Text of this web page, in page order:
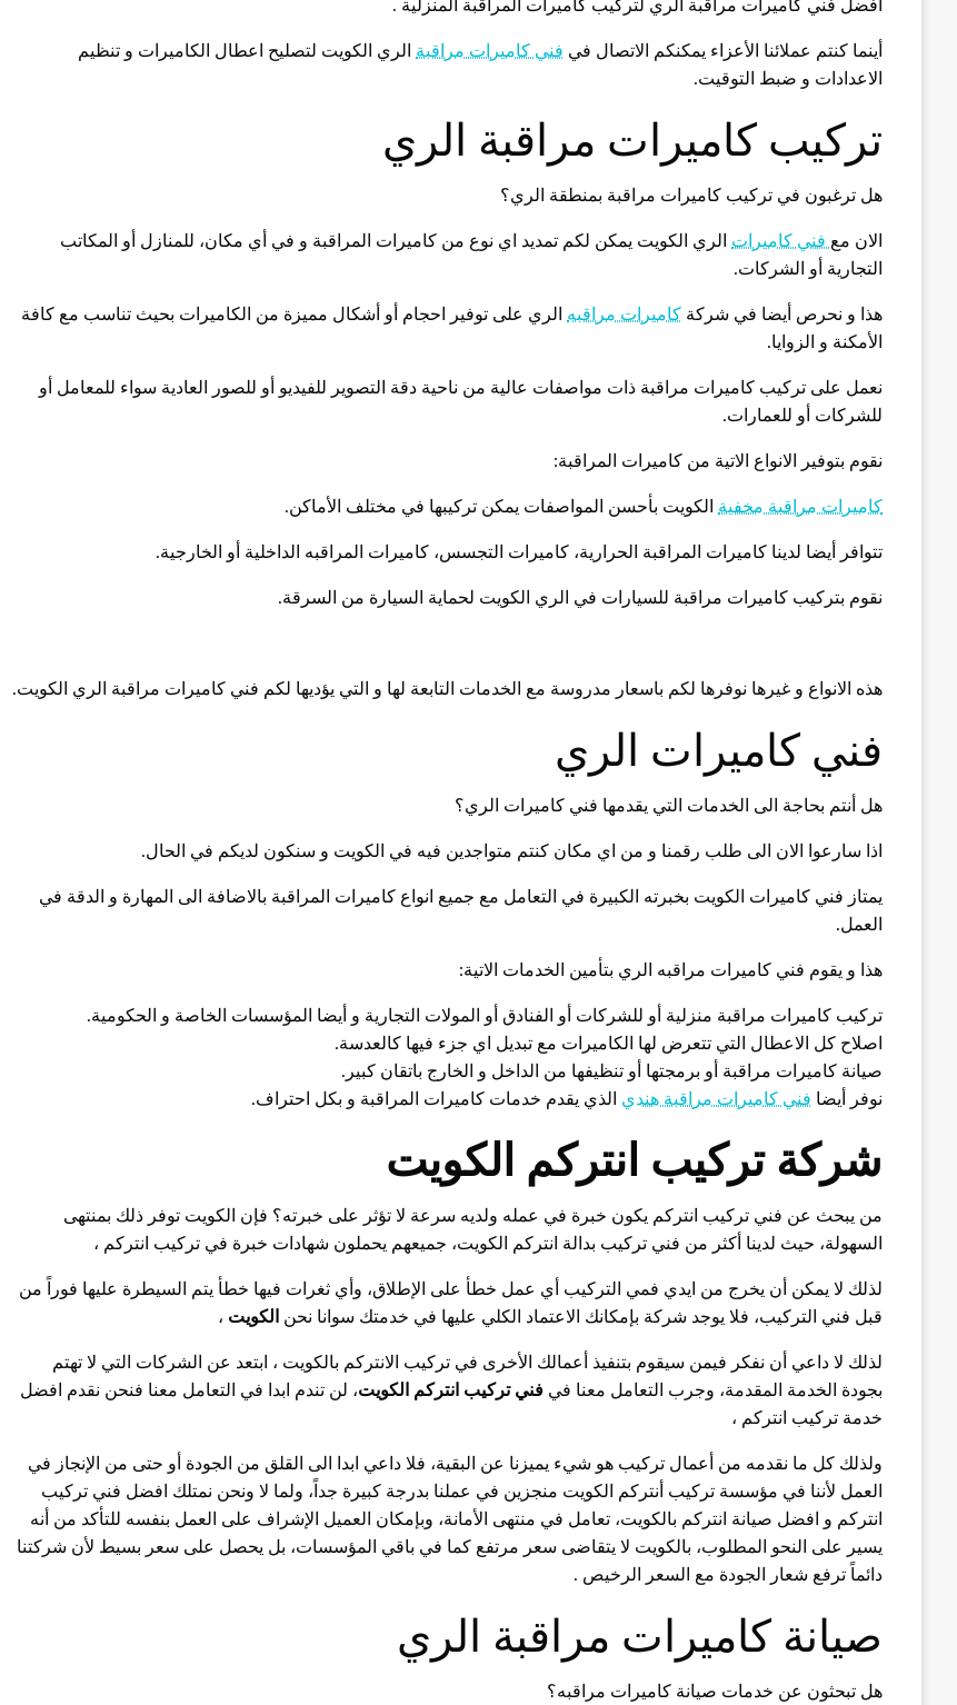
افضل فني كاميرات مراقبة الري لتركيب كاميرات المراقبة المنزلية .
أينما كنتم عملائنا الأعزاء يمكنكم الاتصال في فني كاميرات مراقبة الري الكويت لتصليح اعطال الكاميرات و تنظيم
الاعدادات و ضبط التوقيت.
تركيب كاميرات مراقبة الري
هل ترغبون في تركيب كاميرات مراقبة بمنطقة الري؟
الان مع فني كاميرات الري الكويت يمكن لكم تمديد اي نوع من كاميرات المراقبة و في أي مكان، للمنازل أو المكاتب
التجارية أو الشركات.
هذا و نحرص أيضا في شركة كاميرات مراقبه الري على توفير احجام أو أشكال مميزة من الكاميرات بحيث تناسب مع كافة
الأمكنة و الزوايا.
نعمل على تركيب كاميرات مراقبة ذات مواصفات عالية من ناحية دقة التصوير للفيديو أو للصور العادية سواء للمعامل أو
للشركات أو للعمارات.
نقوم بتوفير الانواع الاتية من كاميرات المراقبة:
كاميرات مراقبة مخفية الكويت بأحسن المواصفات يمكن تركيبها في مختلف الأماكن.
تتوافر أيضا لدينا كاميرات المراقبة الحرارية، كاميرات التجسس، كاميرات المراقبه الداخلية أو الخارجية.
نقوم بتركيب كاميرات مراقبة للسيارات في الري الكويت لحماية السيارة من السرقة.
هذه الانواع و غيرها نوفرها لكم باسعار مدروسة مع الخدمات التابعة لها و التي يؤديها لكم فني كاميرات مراقبة الري الكويت.
فني كاميرات الري
هل أنتم بحاجة الى الخدمات التي يقدمها فني كاميرات الري؟
اذا سارعوا الان الى طلب رقمنا و من اي مكان كنتم متواجدين فيه في الكويت و سنكون لديكم في الحال.
يمتاز فني كاميرات الكويت بخبرته الكبيرة في التعامل مع جميع انواع كاميرات المراقبة بالاضافة الى المهارة و الدقة في
العمل.
هذا و يقوم فني كاميرات مراقبه الري بتأمين الخدمات الاتية:
تركيب كاميرات مراقبة منزلية أو للشركات أو الفنادق أو المولات التجارية و أيضا المؤسسات الخاصة و الحكومية.
اصلاح كل الاعطال التي تتعرض لها الكاميرات مع تبديل اي جزء فيها كالعدسة.
صيانة كاميرات مراقبة أو برمجتها أو تنظيفها من الداخل و الخارج باتقان كبير.
نوفر أيضا فني كاميرات مراقبة هندي الذي يقدم خدمات كاميرات المراقبة و بكل احتراف.
شركة تركيب انتركم الكويت
من يبحث عن فني تركيب انتركم يكون خبرة في عمله ولديه سرعة لا تؤثر على خبرته؟ فإن الكويت توفر ذلك بمنتهى
السهولة، حيث لدينا أكثر من فني تركيب بدالة انتركم الكويت، جميعهم يحملون شهادات خبرة في تركيب انتركم ،
لذلك لا يمكن أن يخرج من ايدي فمي التركيب أي عمل خطأ على الإطلاق، وأي ثغرات فيها خطأ يتم السيطرة عليها فوراً من
قبل فني التركيب، فلا يوجد شركة بإمكانك الاعتماد الكلي عليها في خدمتك سوانا نحن
الكويت ،
لذلك لا داعي أن نفكر فيمن سيقوم بتنفيذ أعمالك الأخرى في تركيب الانتركم بالكويت ، ابتعد عن الشركات التي لا تهتم
بجودة الخدمة المقدمة، وجرب التعامل معنا في فني تركيب انتركم الكويت، لن تندم ابدا في التعامل معنا فنحن نقدم افضل
خدمة تركيب انتركم ،
ولذلك كل ما نقدمه من أعمال تركيب هو شيء يميزنا عن البقية، فلا داعي ابدا الى القلق من الجودة أو حتى من الإنجاز في
العمل لأننا في مؤسسة تركيب أنتركم الكويت منجزين في عملنا بدرجة كبيرة جداً، ولما لا ونحن نمتلك افضل فني تركيب
انتركم و افضل صيانة انتركم بالكويت، تعامل في منتهى الأمانة، وبإمكان العميل الإشراف على العمل بنفسه للتأكد من أنه
يسير على النحو المطلوب، بالكويت لا يتقاضى سعر مرتفع كما في باقي المؤسسات، بل يحصل على سعر بسيط لأن شركتنا
دائماً ترفع شعار الجودة مع السعر الرخيص .
صيانة كاميرات مراقبة الري
هل تبحثون عن خدمات صيانة كاميرات مراقبه؟